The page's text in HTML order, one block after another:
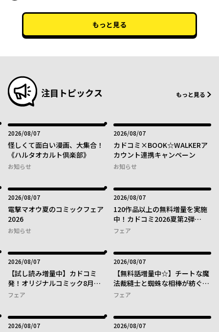
もっと見る
注目トピックス もっと見る
2026/08/07
2026年08月07日
怪しくて面白い漫画、大集合！
《ハルタオカルト倶楽部》
お知らせ
2026/08/07
2026年08月07日
カドコミ×BOOK☆WALKERア
カウント連携キャンペーン
お知らせ
2026/08/07
2026年08月07日
電撃マオウ夏のコミックフェア
2026
お知らせ
2026/08/07
2026年08月07日
120作品以上の無料増量を実施
中！カドコミ2026夏第2弾
【8/21 11時まで】
フェア
2026/08/07
2026年08月07日
【試し読み増量中】カドコミ
発！オリジナルコミック8月新
刊フェア
フェア
2026/08/07
2026年08月07日
【無料話増量中☆】チートな魔
法裁縫士と蜘蛛な相棒が紡ぐ、
ポジティブ異世界ライフ！
フェア
2026/08/07
2026年08月07日 2026/08/07
2026年08月07日